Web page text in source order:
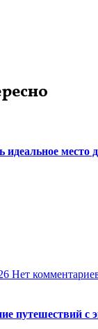
место
Нет
путешествий с